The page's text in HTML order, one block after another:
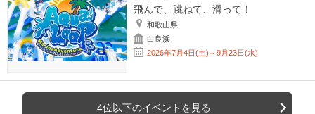
飛んで、跳ねて、滑って！
和歌山県
白良浜
2026年7月4日(土)～9月23日(水)
4位以下のイベントを見る